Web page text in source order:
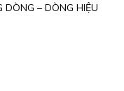
– DÒNG HIỆU